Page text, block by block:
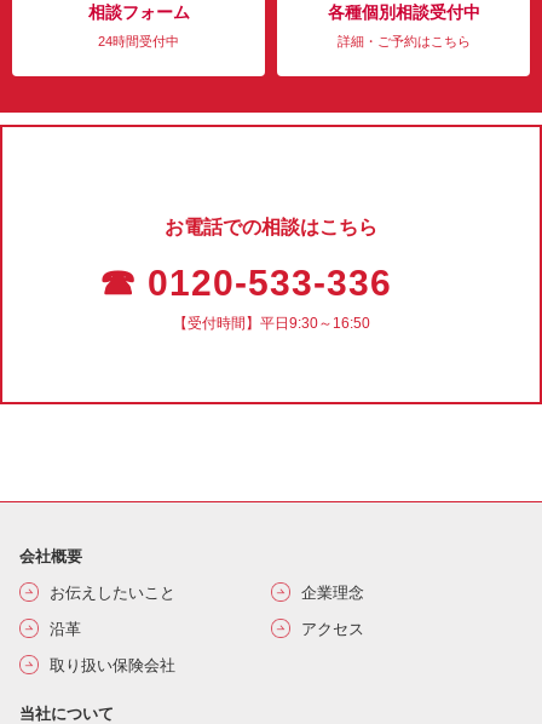
相談フォーム
24時間受付中
各種個別相談受付中
詳細・ご予約はこちら
お電話での相談はこちら
☎ 0120-533-336
【受付時間】平日9:30～16:50
会社概要
お伝えしたいこと
企業理念
沿革
アクセス
取り扱い保険会社
当社について